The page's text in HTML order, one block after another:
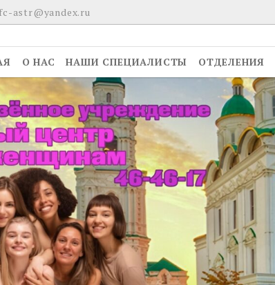
astr@yandex.ru
О НАС НАШИ СПЕЦИАЛИСТЫ ОТДЕЛЕНИЯ